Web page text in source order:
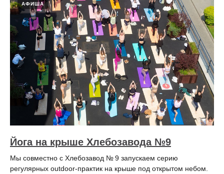
АФИША
Йога на крыше Хлебозавода №9
Мы совместно с Хлебозавод № 9 запускаем серию
регулярных outdoor-практик на крыше под открытом небом.